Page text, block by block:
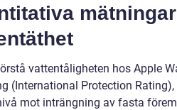
vattentåligheten hos Apple
(International Protection
mot inträngning av fasta